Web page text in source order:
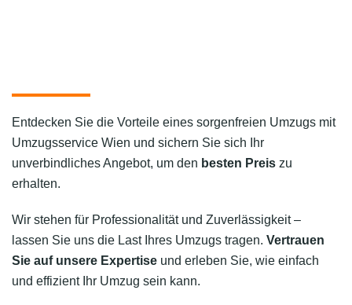
Entdecken Sie die Vorteile eines sorgenfreien Umzugs mit
Umzugsservice Wien und sichern Sie sich Ihr
unverbindliches Angebot, um den besten Preis zu
erhalten.
Wir stehen für Professionalität und Zuverlässigkeit –
lassen Sie uns die Last Ihres Umzugs tragen. Vertrauen
Sie auf unsere Expertise und erleben Sie, wie einfach
und effizient Ihr Umzug sein kann.